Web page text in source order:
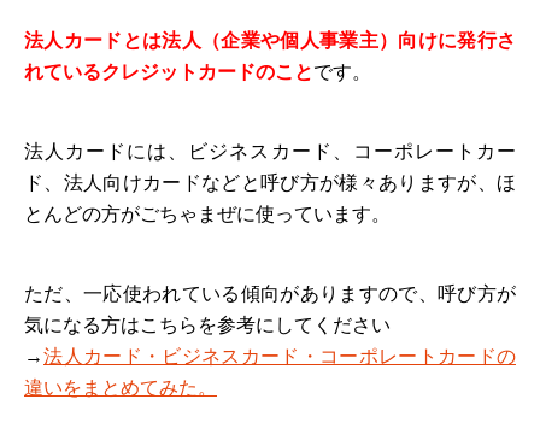
法人カードとは法人（企業や個人事業主）向けに発行さ
れているクレジットカードのことです。
法人カードには、ビジネスカード、コーポレートカー
ド、法人向けカードなどと呼び方が様々ありますが、ほ
とんどの方がごちゃまぜに使っています。
ただ、一応使われている傾向がありますので、呼び方が
気になる方はこちらを参考にしてください
→法人カード・ビジネスカード・コーポレートカードの
違いをまとめてみた。